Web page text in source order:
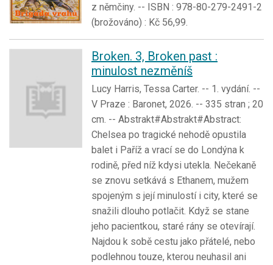
z němčiny. -- ISBN : 978-80-279-2491-2
(brožováno) : Kč 56,99.
Broken. 3, Broken past :
minulost nezměníš
Lucy Harris, Tessa Carter. -- 1. vydání. --
V Praze : Baronet, 2026. -- 335 stran ; 20
cm. -- Abstrakt#Abstrakt#Abstract:
Chelsea po tragické nehodě opustila
balet i Paříž a vrací se do Londýna k
rodině, před níž kdysi utekla. Nečekaně
se znovu setkává s Ethanem, mužem
spojeným s její minulostí i city, které se
snažili dlouho potlačit. Když se stane
jeho pacientkou, staré rány se otevírají.
Najdou k sobě cestu jako přátelé, nebo
podlehnou touze, kterou neuhasil ani